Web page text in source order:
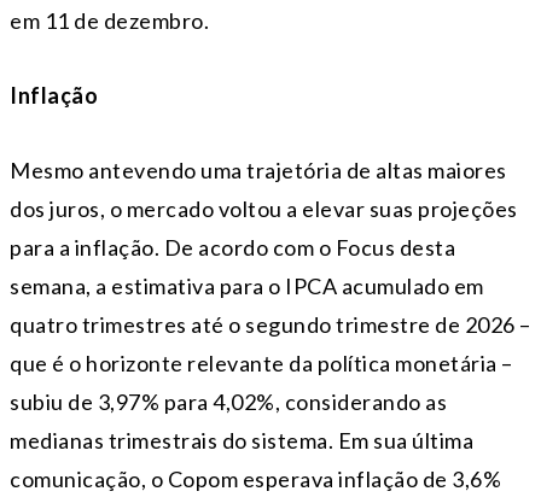
em 11 de dezembro.
Inflação
Mesmo antevendo uma trajetória de altas maiores
dos juros, o mercado voltou a elevar suas projeções
para a inflação. De acordo com o Focus desta
semana, a estimativa para o IPCA acumulado em
quatro trimestres até o segundo trimestre de 2026 –
que é o horizonte relevante da política monetária –
subiu de 3,97% para 4,02%, considerando as
medianas trimestrais do sistema. Em sua última
comunicação, o Copom esperava inflação de 3,6%